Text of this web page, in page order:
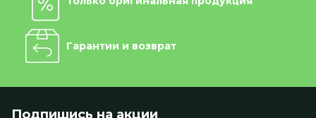
Гарантии и возврат
Подпишись на акции